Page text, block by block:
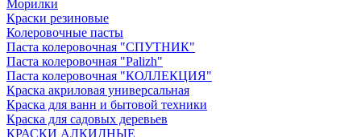
Морилки
Краски резиновые
Колеровочные пасты
Паста колеровочная "СПУТНИК"
Паста колеровочная "Palizh"
Паста колеровочная "КОЛЛЕКЦИЯ"
Краска акриловая универсальная
Краска для ванн и бытовой техники
Краска для садовых деревьев
КРАСКИ АЛКИДНЫЕ